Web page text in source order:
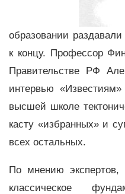
образовании
к концу. Профессор
Правительстве РФ
интервью
высшей школе
касту «избранных» и
всех остальных.
По мнению
классическое